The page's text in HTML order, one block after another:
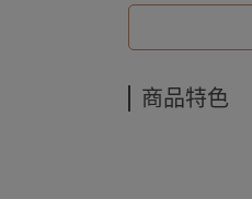
商品特色